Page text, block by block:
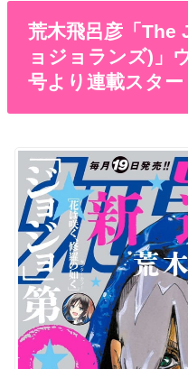
荒木飛呂彦「The
ョジョランズ)」
号より連載スター